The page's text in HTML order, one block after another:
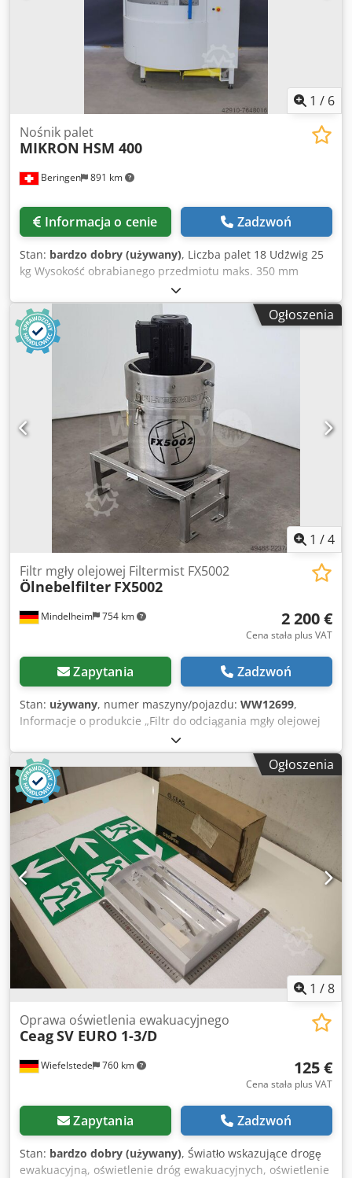
1 / 6
Beringen 891 km
Nośnik palet
MIKRON HSM 400
Informacja o cenie Zadzwoń
Stan: bardzo dobry (używany), Liczba palet 18 Udźwig 25
kg Wysokość obrabianego przedmiotu maks. 350 mm
Średnica obrabianego przedmiotu maks. 230 mm Różne
akcesoria MARCELS MACHINES AG Djdpfxeilp Euj Akqskr
Ogłoszenia
1 /4
Mindelheim 754 km
Filtr mgły olejowej Filtermist FX5002
Ölnebelfilter FX5002
2 200 €
Cena stała plus VAT
Zapytania Zadzwoń
Stan: używany, numer maszyny/pojazdu: WW12699,
Informacje o produkcie „Filtr do odciągania mgły olejowej
Filtermist FX5002” Filtr do odciągania mgły olejowej
Filtermist Dkedpfszm Itvox Akqsr Typ/Model: FX5002 Stan:
Używany Dane techniczne Przepływ powietrza: 1675 m³/h
(przy 50 Hz) Silnik: 1,5 kW / 400 V Wymiary (dł. x szer. x
wys.): ok. 600 mm x 420 mm x 780 mm Waga: ok. 39 kg
Produkt na zamówienie! Koszty transportu w indywidualnej
ofercie.
Ogłoszenia
1 /8
Wiefelstede 760 km
Oprawa oświetlenia ewakuacyjnego
CeagSV EURO 1-3/D
125 €
Cena stała plus VAT
Zapytania Zadzwoń
Stan: bardzo dobry (używany), Światło wskazujące drogę
ewakuacyjną, oświetlenie dróg ewakuacyjnych, oświetlenie